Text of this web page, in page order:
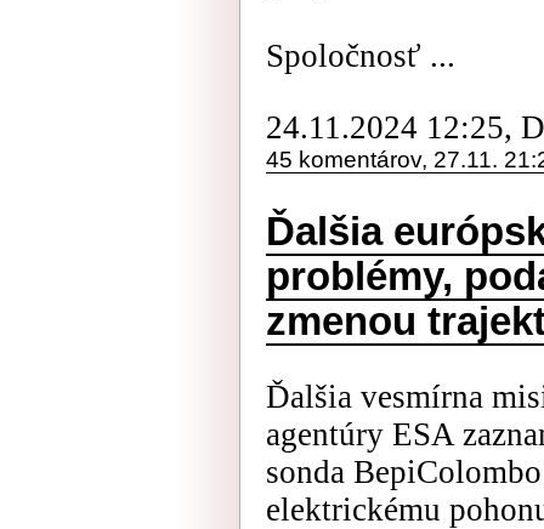
Spoločnosť ...
24.11.2024 12:25,
45 komentárov, 27.11.
Ďalšia
problémy,
zmenou
Ďalšia vesmírna
agentúry ESA
sonda
elektrickému